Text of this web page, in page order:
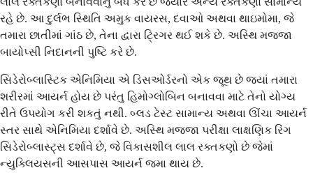
રહે છે. આ દુર્લભ સ્થિતિ અમુક વાયરસ, દવાઓ અથવા થાઇમોમા, જે
તમારા છાતીમાં ગાંઠ છે, તેના દ્વારા ટ્રિગર થઈ શકે છે. અસ્થિ મજ્જા
બાયોપ્સી નિદાનની પુષ્ટિ કરે છે.
સિડેરોબ્લાસ્ટિક એનિમિયા એ ડિસઓર્ડરનો એક જૂથ છે જ્યાં તમારા
શરીરમાં આયર્ન હોય છે પરંતુ હિમોગ્લોબિન બનાવવા માટે તેનો યોગ્ય
રીતે ઉપયોગ કરી શકતું નથી. બ્લડ ટેસ્ટ સામાન્ય અથવા ઊંચા આયર્ન
સ્તર સાથે એનિમિયા દર્શાવે છે. અસ્થિ મજ્જા પરીક્ષા લાક્ષણિક રિંગ
સિડેરોબ્લાસ્ટ્સ દર્શાવે છે, જે વિકાસશીલ લાલ રક્તકણો છે જેમાં
ન્યુક્લિયસની આસપાસ આયર્ન જમા થાય છે.